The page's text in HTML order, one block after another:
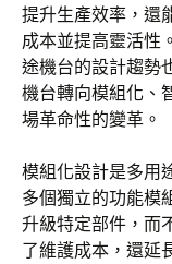
提升生產效率，還
成本並提高靈活性
途機台的設計趨勢
機台轉向模組化、
場革命性的變革。
模組化設計是多用
多個獨立的功能模
升級特定部件，而
了維護成本，還延